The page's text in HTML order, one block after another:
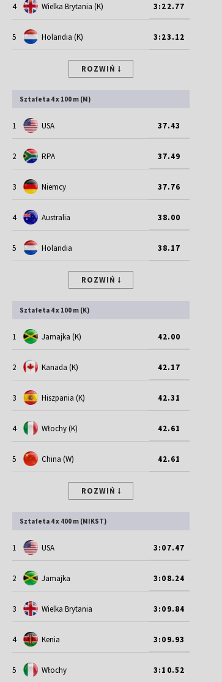
4 Wielka Brytania (K) 3:22.77
5 Holandia (K) 3:23.12
ROZWIŃ
Sztafeta 4 x 100 m (M)
1 USA 37.43
2 RPA 37.49
3 Niemcy 37.76
4 Australia 38.00
5 Holandia 38.17
ROZWIŃ
Sztafeta 4 x 100 m (K)
1 Jamajka (K) 42.00
2 Kanada (K) 42.17
3 Hiszpania (K) 42.31
4 Włochy (K) 42.61
5 China (W) 42.61
ROZWIŃ
Sztafeta 4 x 400 m (MIKST)
1 USA 3:07.47
2 Jamajka 3:08.24
3 Wielka Brytania 3:09.84
4 Kenia 3:09.93
5 Włochy 3:10.52